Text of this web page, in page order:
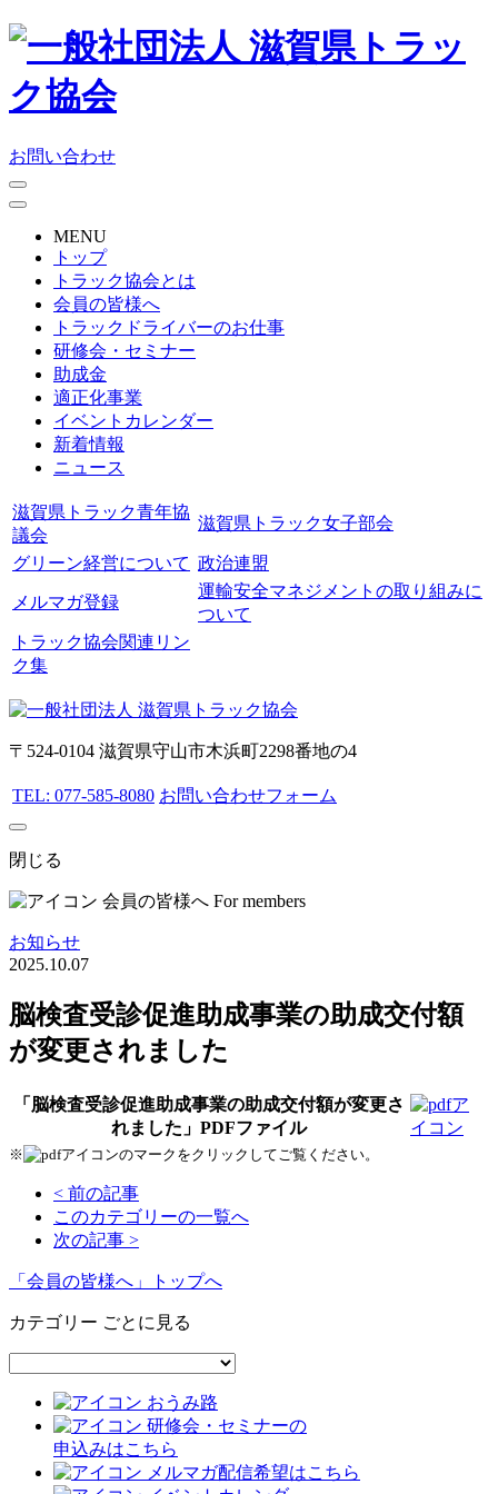
お問い合わせ
MENU
トップ
トラック協会とは
会員の皆様へ
トラックドライバーのお仕事
研修会・セミナー
助成金
適正化事業
イベントカレンダー
新着情報
ニュース
滋賀県トラック青年協
議会
滋賀県トラック女子部会
グリーン経営について 政治連盟
メルマガ登録
運輸安全マネジメントの取り組みに
ついて
トラック協会関連リン
ク集
〒524-0104 滋賀県守山市木浜町2298番地の4
TEL: 077-585-8080 お問い合わせフォーム
閉じる
会員の皆様へ For members
お知らせ
2025.10.07
脳検査受診促進助成事業の助成交付額
が変更されました
「脳検査受診促進助成事業の助成交付額が変更さ
れました」PDFファイル
※ のマークをクリックしてご覧ください。
< 前の記事
このカテゴリーの一覧へ
次の記事 >
「会員の皆様へ」トップへ
カテゴリー ごとに見る
おうみ路
研修会・セミナーの
申込みはこちら
メルマガ配信希望はこちら